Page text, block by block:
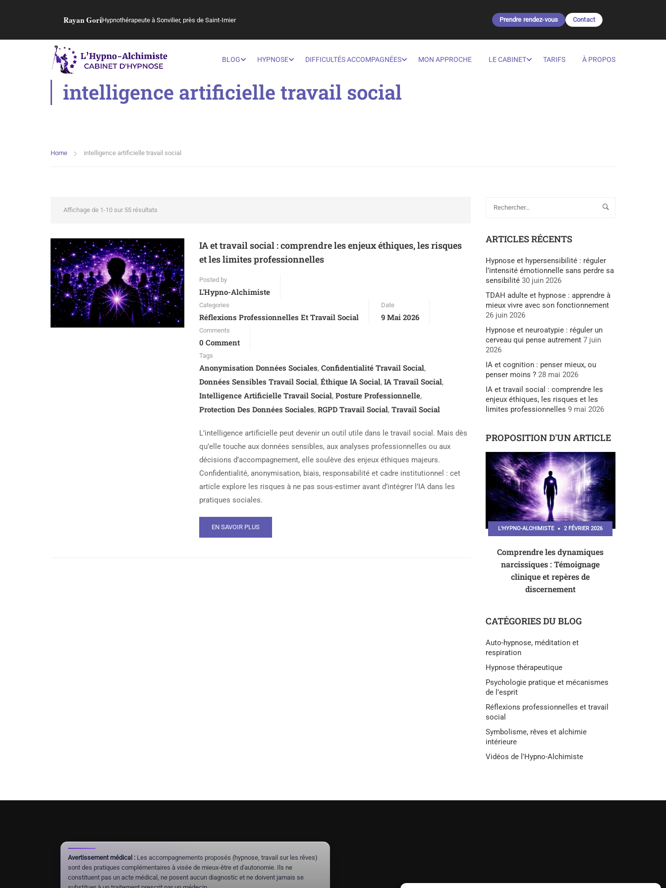
Rayan GoriHypnothérapeute à Sonvilier, près de Saint-Imier Prendre rendez-vous Contact
BLOG HYPNOSE DIFFICULTÉS ACCOMPAGNÉES MON APPROCHE LE CABINET TARIFS À PROPOS
intelligence artificielle travail social
Home intelligence artificielle travail social
Affichage de 1-10 sur 55 résultats
IA et travail social : comprendre les enjeux éthiques, les risques
et les limites professionnelles
Posted by
L'Hypno-Alchimiste
Categories
Réflexions Professionnelles Et Travail Social
Date
9 Mai 2026
Comments
0 Comment
Tags
Anonymisation Données Sociales, Confidentialité Travail Social,
Données Sensibles Travail Social, Éthique IA Social, IA Travail Social,
Intelligence Artificielle Travail Social, Posture Professionnelle,
Protection Des Données Sociales, RGPD Travail Social, Travail Social
L’intelligence artificielle peut devenir un outil utile dans le travail social. Mais dès
qu’elle touche aux données sensibles, aux analyses professionnelles ou aux
décisions d’accompagnement, elle soulève des enjeux éthiques majeurs.
Confidentialité, anonymisation, biais, responsabilité et cadre institutionnel : cet
article explore les risques à ne pas sous-estimer avant d’intégrer l’IA dans les
pratiques sociales.
EN SAVOIR PLUS
ARTICLES RÉCENTS
Hypnose et hypersensibilité : réguler
l’intensité émotionnelle sans perdre sa
sensibilité 30 juin 2026
TDAH adulte et hypnose : apprendre à
mieux vivre avec son fonctionnement
26 juin 2026
Hypnose et neuroatypie : réguler un
cerveau qui pense autrement 7 juin
2026
IA et cognition : penser mieux, ou
penser moins ? 28 mai 2026
IA et travail social : comprendre les
enjeux éthiques, les risques et les
limites professionnelles 9 mai 2026
PROPOSITION D'UN ARTICLE
L'HYPNO-ALCHIMISTE 2 FÉVRIER 2026
Comprendre les dynamiques
narcissiques : Témoignage
clinique et repères de
discernement
CATÉGORIES DU BLOG
Auto-hypnose, méditation et
respiration
Hypnose thérapeutique
Psychologie pratique et mécanismes
de l’esprit
Réflexions professionnelles et travail
social
Symbolisme, rêves et alchimie
intérieure
Vidéos de l'Hypno-Alchimiste
Avertissement médical : Les accompagnements proposés (hypnose, travail sur les rêves)
sont des pratiques complémentaires à visée de mieux-être et d'autonomie. Ils ne
constituent pas un acte médical, ne posent aucun diagnostic et ne doivent jamais se